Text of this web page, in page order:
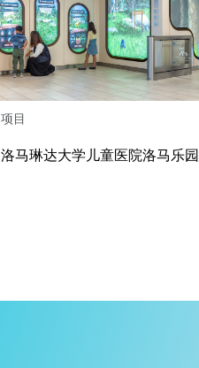
项目
洛马琳达大学儿童医院洛马乐园